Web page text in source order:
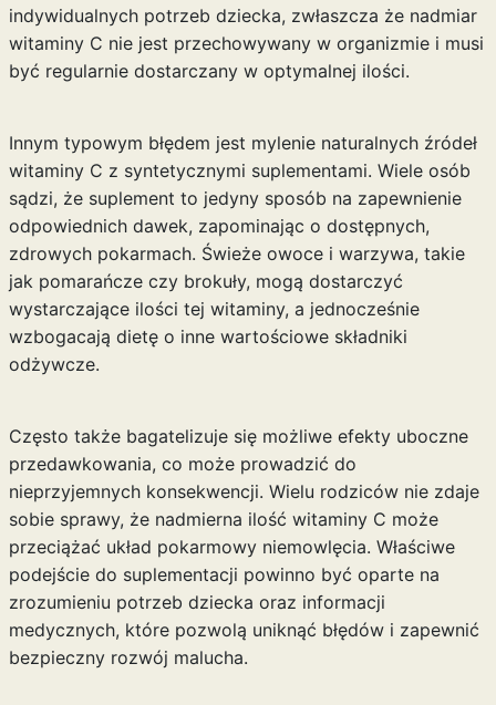
indywidualnych potrzeb dziecka, zwłaszcza że nadmiar
witaminy C nie jest przechowywany w organizmie i musi
być regularnie dostarczany w optymalnej ilości.
Innym typowym błędem jest mylenie naturalnych źródeł
witaminy C z syntetycznymi suplementami. Wiele osób
sądzi, że suplement to jedyny sposób na zapewnienie
odpowiednich dawek, zapominając o dostępnych,
zdrowych pokarmach. Świeże owoce i warzywa, takie
jak pomarańcze czy brokuły, mogą dostarczyć
wystarczające ilości tej witaminy, a jednocześnie
wzbogacają dietę o inne wartościowe składniki
odżywcze.
Często także bagatelizuje się możliwe efekty uboczne
przedawkowania, co może prowadzić do
nieprzyjemnych konsekwencji. Wielu rodziców nie zdaje
sobie sprawy, że nadmierna ilość witaminy C może
przeciążać układ pokarmowy niemowlęcia. Właściwe
podejście do suplementacji powinno być oparte na
zrozumieniu potrzeb dziecka oraz informacji
medycznych, które pozwolą uniknąć błędów i zapewnić
bezpieczny rozwój malucha.